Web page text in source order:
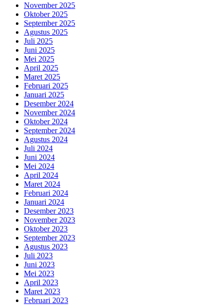
November 2025
Oktober 2025
September 2025
Agustus 2025
Juli 2025
Juni 2025
Mei 2025
April 2025
Maret 2025
Februari 2025
Januari 2025
Desember 2024
November 2024
Oktober 2024
September 2024
Agustus 2024
Juli 2024
Juni 2024
Mei 2024
April 2024
Maret 2024
Februari 2024
Januari 2024
Desember 2023
November 2023
Oktober 2023
September 2023
Agustus 2023
Juli 2023
Juni 2023
Mei 2023
April 2023
Maret 2023
Februari 2023